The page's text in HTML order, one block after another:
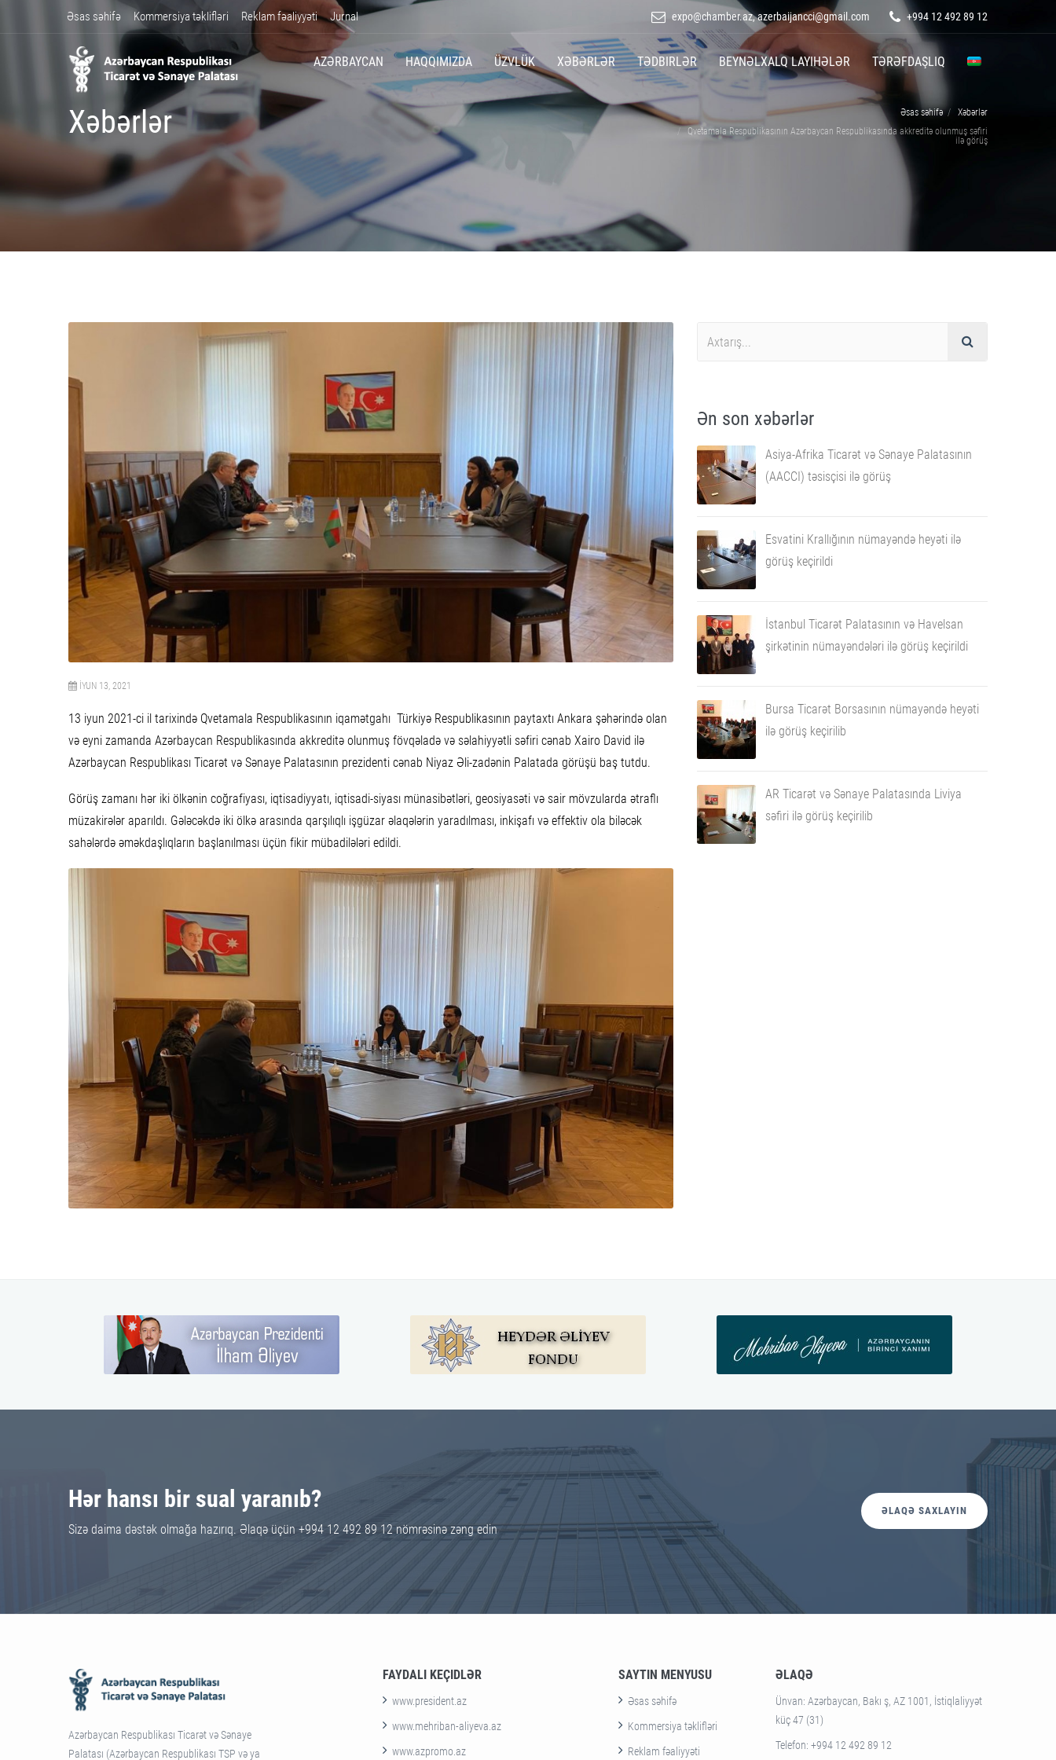
Əsas səhifə Kommersiya təklifləri Reklam fəaliyyəti Jurnal expo@chamber.az, azerbaijancci@gmail.com +994 12 492 89 12
AZƏRBAYCAN HAQQIMIZDA ÜZVLÜK XƏBƏRLƏR TƏDBIRLƏR BEYNƏLXALQ LAYIHƏLƏR TƏRƏFDAŞLIQ
Xəbərlər Əsas səhifə
Xəbərlər
Qvetamala Respublikasının Azərbaycan Respublikasında akkreditə olunmuş səfiri
ilə görüş
İYUN 13, 2021
13 iyun 2021-ci il tarixində Qvetamala Respublikasının iqamətgahı Türkiyə Respublikasının paytaxtı Ankara şəhərində olan
və eyni zamanda Azərbaycan Respublikasında akkreditə olunmuş fövqəladə və səlahiyyətli səfiri cənab Xairo David ilə
Azərbaycan Respublikası Ticarət və Sənaye Palatasının prezidenti cənab Niyaz Əli-zadənin Palatada görüşü baş tutdu.
Görüş zamanı hər iki ölkənin coğrafiyası, iqtisadiyyatı, iqtisadi-siyası münasibətləri, geosiyasəti və sair mövzularda ətraflı
müzakirələr aparıldı. Gələcəkdə iki ölkə arasında qarşılıqlı işgüzar əlaqələrin yaradılması, inkişafı və effektiv ola biləcək
sahələrdə əməkdaşlıqların başlanılması üçün fikir mübadilələri edildi.
Ən son xəbərlər
Asiya-Afrika Ticarət və Sənaye Palatasının
(AACCI) təsisçisi ilə görüş
Esvatini Krallığının nümayəndə heyəti ilə
görüş keçirildi
İstanbul Ticarət Palatasının və Havelsan
şirkətinin nümayəndələri ilə görüş keçirildi
Bursa Ticarət Borsasının nümayəndə heyəti
ilə görüş keçirilib
AR Ticarət və Sənaye Palatasında Liviya
səfiri ilə görüş keçirilib
Hər hansı bir sual yaranıb?
Sizə daima dəstək olmağa hazırıq. Əlaqə üçün +994 12 492 89 12 nömrəsinə zəng edin
ƏLAQƏ SAXLAYIN
Azərbaycan Respublikası Ticarət və Sənaye
Palatası (Azərbaycan Respublikası TSP və ya
FAYDALI KEÇIDLƏR
www.president.az
www.mehriban-aliyeva.az
www.azpromo.az
SAYTIN MENYUSU
Əsas səhifə
Kommersiya təklifləri
Reklam fəaliyyəti
ƏLAQƏ
Ünvan: Azərbaycan, Bakı ş, AZ 1001, İstiqlaliyyət
küç 47 (31)
Telefon: +994 12 492 89 12